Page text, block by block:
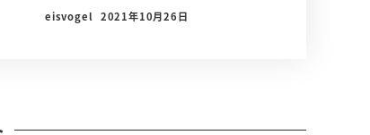
eisvogel 2021年10月26日